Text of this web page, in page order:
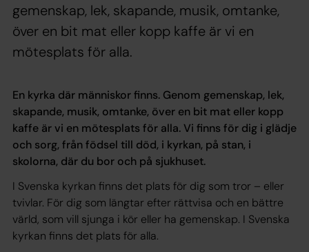
gemenskap, lek, skapande, musik, omtanke,
över en bit mat eller kopp kaffe är vi en
mötesplats för alla.
En kyrka där människor finns. Genom gemenskap, lek,
skapande, musik, omtanke, över en bit mat eller kopp
kaffe är vi en mötesplats för alla. Vi finns för dig i glädje
och sorg, från födsel till död, i kyrkan, på stan, i
skolorna, där du bor och på sjukhuset.
I Svenska kyrkan finns det plats för dig som tror – eller
tvivlar. För dig som längtar efter rättvisa och en bättre
värld, som vill sjunga i kör eller ha gemenskap. I Svenska
kyrkan finns det plats för alla.